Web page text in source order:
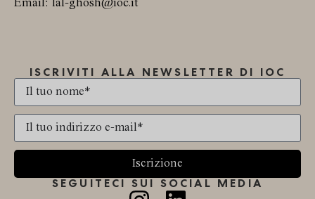
Email: lal-ghosh@ioc.it
ISCRIVITI ALLA NEWSLETTER DI IOC
Iscrizione
SEGUITECI SUI SOCIAL MEDIA